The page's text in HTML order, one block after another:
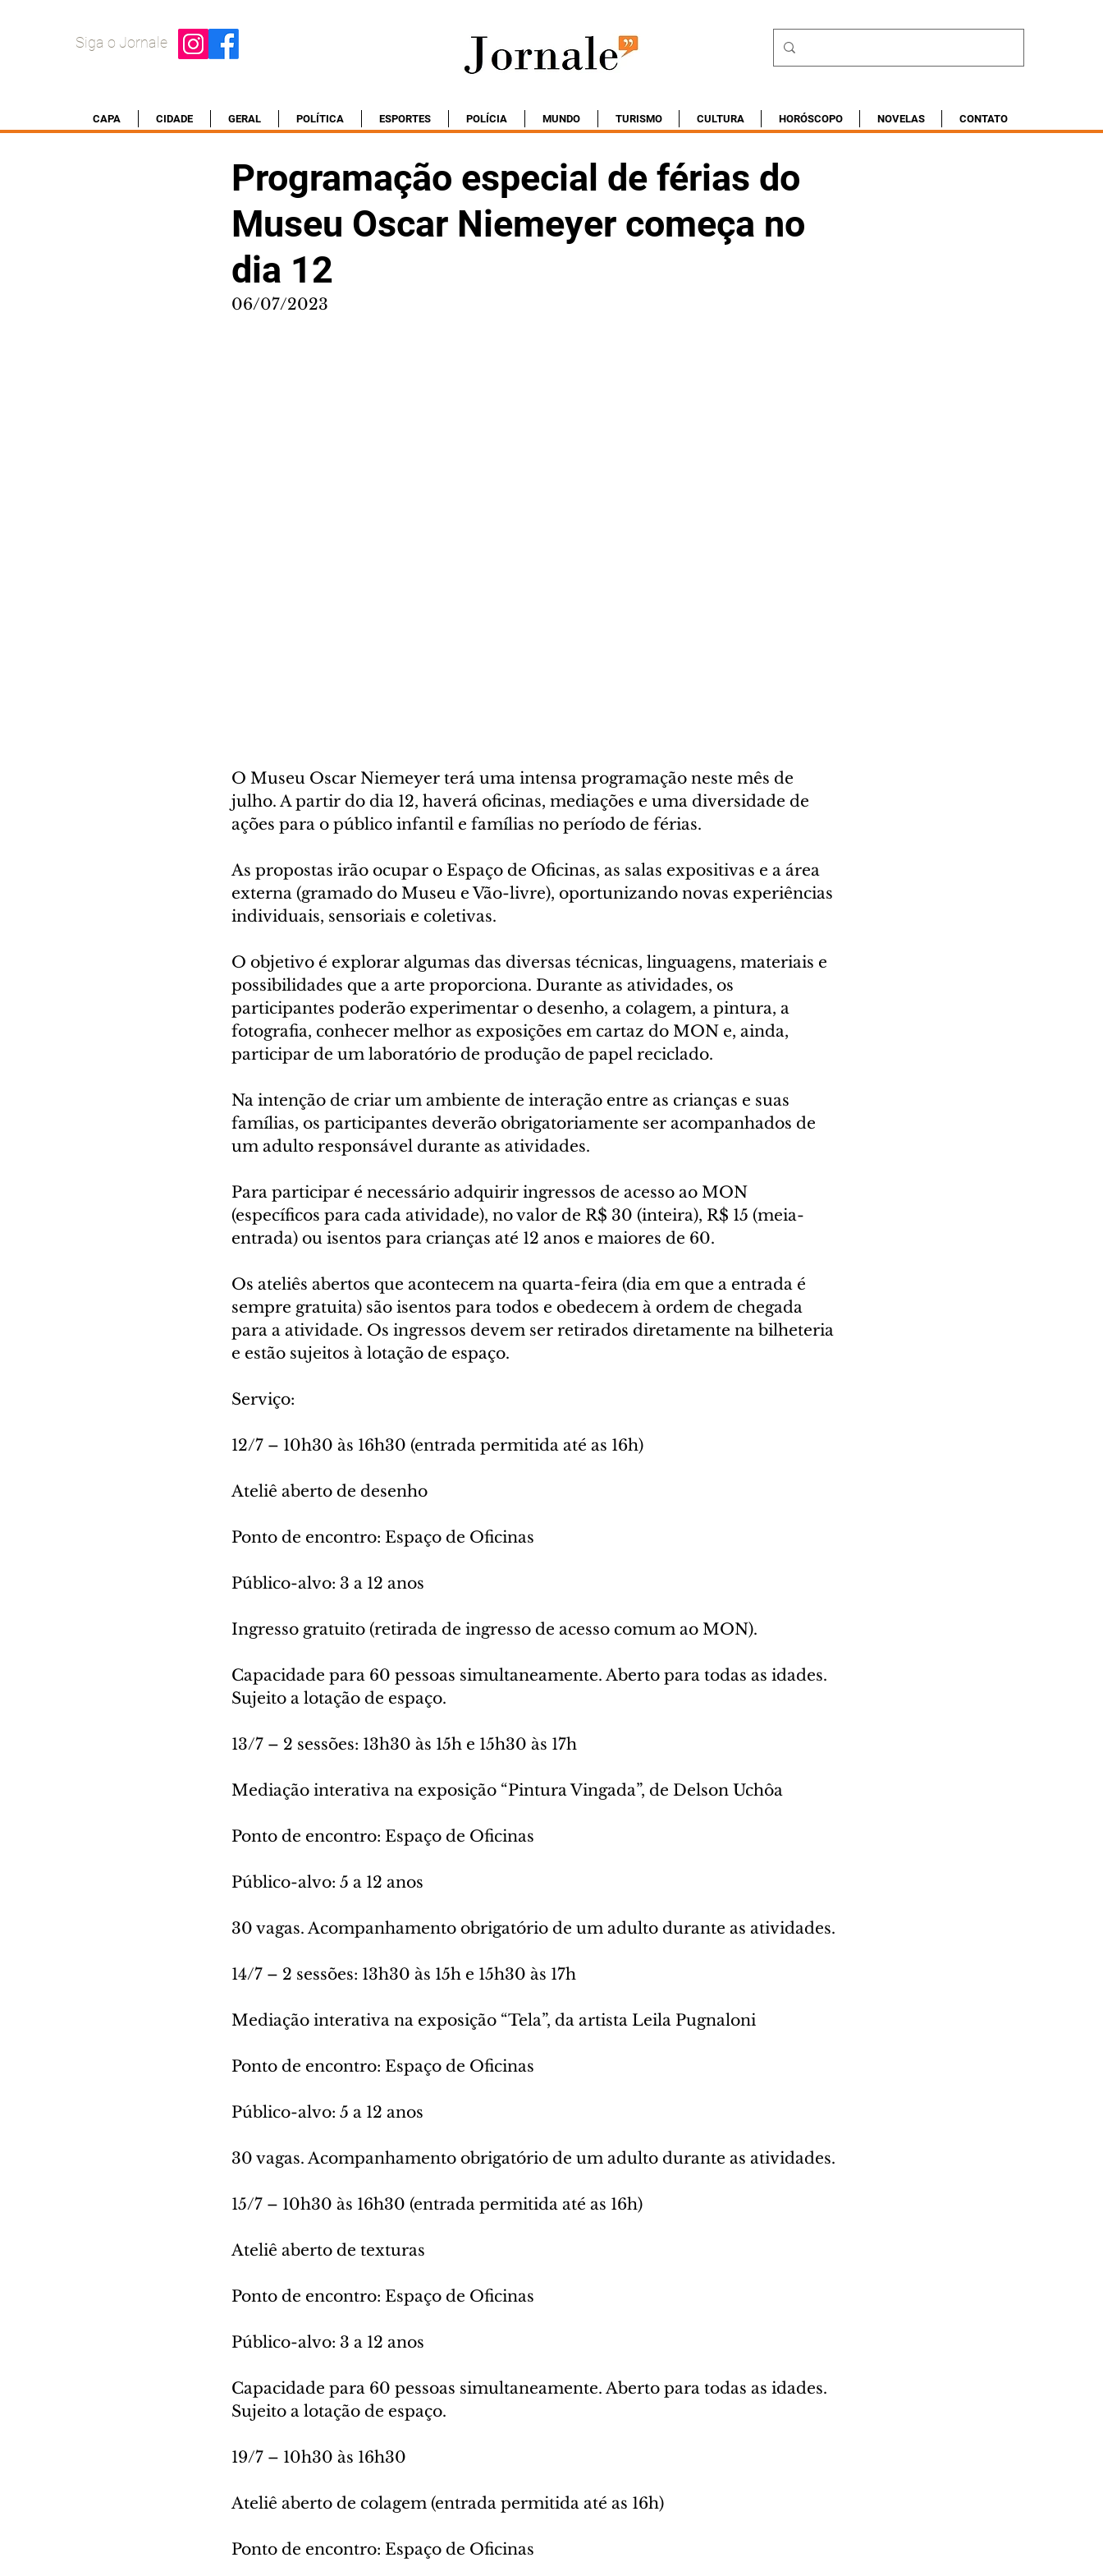
Siga o Jornale
CAPA CIDADE GERAL POLÍTICA ESPORTES POLÍCIA MUNDO TURISMO CULTURA HORÓSCOPO NOVELAS CONTATO
Programação especial de férias do
Museu Oscar Niemeyer começa no
dia 12
06/07/2023
O Museu Oscar Niemeyer terá uma intensa programação neste mês de
julho. A partir do dia 12, haverá oficinas, mediações e uma diversidade de
ações para o público infantil e famílias no período de férias.
As propostas irão ocupar o Espaço de Oficinas, as salas expositivas e a área
externa (gramado do Museu e Vão-livre), oportunizando novas experiências
individuais, sensoriais e coletivas.
O objetivo é explorar algumas das diversas técnicas, linguagens, materiais e
possibilidades que a arte proporciona. Durante as atividades, os
participantes poderão experimentar o desenho, a colagem, a pintura, a
fotografia, conhecer melhor as exposições em cartaz do MON e, ainda,
participar de um laboratório de produção de papel reciclado.
Na intenção de criar um ambiente de interação entre as crianças e suas
famílias, os participantes deverão obrigatoriamente ser acompanhados de
um adulto responsável durante as atividades.
Para participar é necessário adquirir ingressos de acesso ao MON
(específicos para cada atividade), no valor de R$ 30 (inteira), R$ 15 (meia-
entrada) ou isentos para crianças até 12 anos e maiores de 60.
Os ateliês abertos que acontecem na quarta-feira (dia em que a entrada é
sempre gratuita) são isentos para todos e obedecem à ordem de chegada
para a atividade. Os ingressos devem ser retirados diretamente na bilheteria
e estão sujeitos à lotação de espaço.
Serviço:
12/7 – 10h30 às 16h30 (entrada permitida até as 16h)
Ateliê aberto de desenho
Ponto de encontro: Espaço de Oficinas
Público-alvo: 3 a 12 anos
Ingresso gratuito (retirada de ingresso de acesso comum ao MON).
Capacidade para 60 pessoas simultaneamente. Aberto para todas as idades.
Sujeito a lotação de espaço.
13/7 – 2 sessões: 13h30 às 15h e 15h30 às 17h
Mediação interativa na exposição “Pintura Vingada”, de Delson Uchôa
Ponto de encontro: Espaço de Oficinas
Público-alvo: 5 a 12 anos
30 vagas. Acompanhamento obrigatório de um adulto durante as atividades.
14/7 – 2 sessões: 13h30 às 15h e 15h30 às 17h
Mediação interativa na exposição “Tela”, da artista Leila Pugnaloni
Ponto de encontro: Espaço de Oficinas
Público-alvo: 5 a 12 anos
30 vagas. Acompanhamento obrigatório de um adulto durante as atividades.
15/7 – 10h30 às 16h30 (entrada permitida até as 16h)
Ateliê aberto de texturas
Ponto de encontro: Espaço de Oficinas
Público-alvo: 3 a 12 anos
Capacidade para 60 pessoas simultaneamente. Aberto para todas as idades.
Sujeito a lotação de espaço.
19/7 – 10h30 às 16h30
Ateliê aberto de colagem (entrada permitida até as 16h)
Ponto de encontro: Espaço de Oficinas